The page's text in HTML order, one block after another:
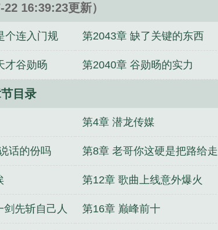
老婆求我收容她姐姐
无珠 小可怜手持判官笔，全网求我消怨
16:39:23更新）
个连入门规 第2043章 缺了关键的东西
才谷勋旸 第2040章 谷勋旸的实力
目录
第4章 潜龙传媒
话的份吗 第8章 老哥你这硬是把路给走
宽了啊
第12章 歌曲上线意外爆火
先斩自己人 第16章 巅峰前十